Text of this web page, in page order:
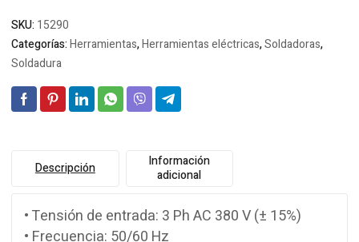
SKU: 15290
Categorías:Herramientas,Herramientas eléctricas,Soldadoras,
Soldadura
Descripción
Información
adicional
• Tensión de entrada: 3 Ph AC 380 V (± 15%)
• Frecuencia: 50/60 Hz